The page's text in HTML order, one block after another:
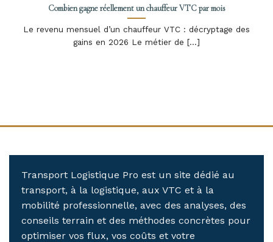
Combien gagne réellement un chauffeur VTC par mois
Le revenu mensuel d’un chauffeur VTC : décryptage des
gains en 2026 Le métier de [...]
Transport Logistique Pro est un site dédié au
transport, à la logistique, aux VTC et à la
mobilité professionnelle, avec des analyses, des
conseils terrain et des méthodes concrètes pour
optimiser vos flux, vos coûts et votre